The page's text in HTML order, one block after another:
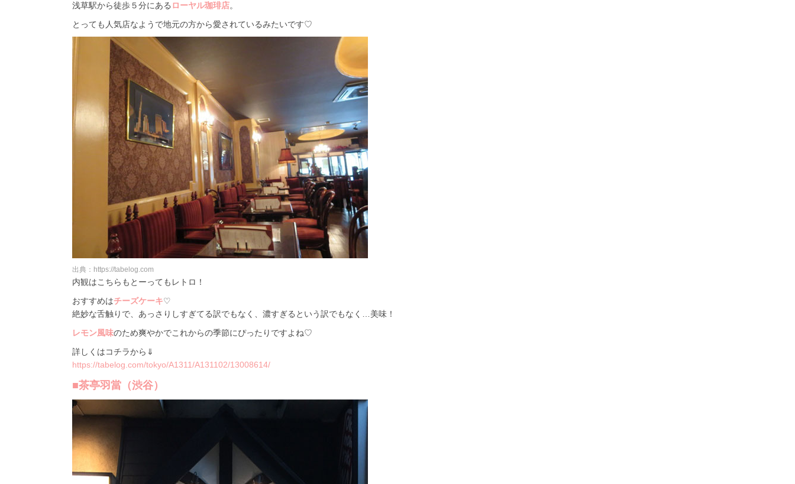
浅草駅から徒歩５分にある ローヤル珈琲店。
とっても人気店なようで地元の方から愛されているみたいです♡
出典：https://tabelog.com
内観はこちらもとーってもレトロ！
おすすめはチーズケーキ♡
絶妙な舌触りで、あっさりしすぎてる訳でもなく、濃すぎるという訳でもなく…美味！
レモン風味のため爽やかでこれからの季節にぴったりですよね♡
詳しくはコチラから⇓
https://tabelog.com/tokyo/A1311/A131102/13008614/
■茶亭羽當（渋谷）